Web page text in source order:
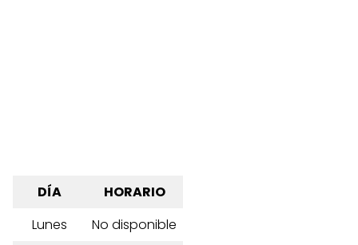
DÍA
HORARIO
Lunes
No disponible